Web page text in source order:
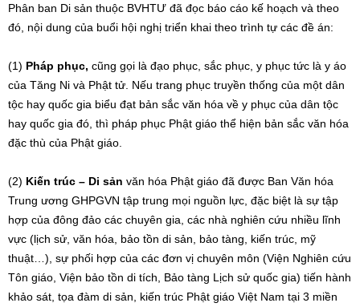
Phân ban Di sản thuộc BVHTƯ đã đọc báo cáo kế hoạch và theo
đó, nội dung của buổi hội nghị triển khai theo trình tự các đề án:
(1) Pháp phục, cũng gọi là đạo phục, sắc phục, y phục tức là y áo
của Tăng Ni và Phật tử. Nếu trang phục truyền thống của một dân
tộc hay quốc gia biểu đạt bản sắc văn hóa về y phục của dân tộc
hay quốc gia đó, thì pháp phục Phật giáo thể hiện bản sắc văn hóa
đặc thù của Phật giáo.
(2) Kiến trúc – Di sản văn hóa Phật giáo đã được Ban Văn hóa
Trung ương GHPGVN tập trung mọi nguồn lực, đặc biệt là sự tập
hợp của đông đảo các chuyên gia, các nhà nghiên cứu nhiều lĩnh
vực (lịch sử, văn hóa, bảo tồn di sản, bảo tàng, kiến trúc, mỹ
thuật…), sự phối hợp của các đơn vị chuyên môn (Viện Nghiên cứu
Tôn giáo, Viện bảo tồn di tích, Bảo tàng Lịch sử quốc gia) tiến hành
khảo sát, tọa đàm di sản, kiến trúc Phật giáo Việt Nam tại 3 miền